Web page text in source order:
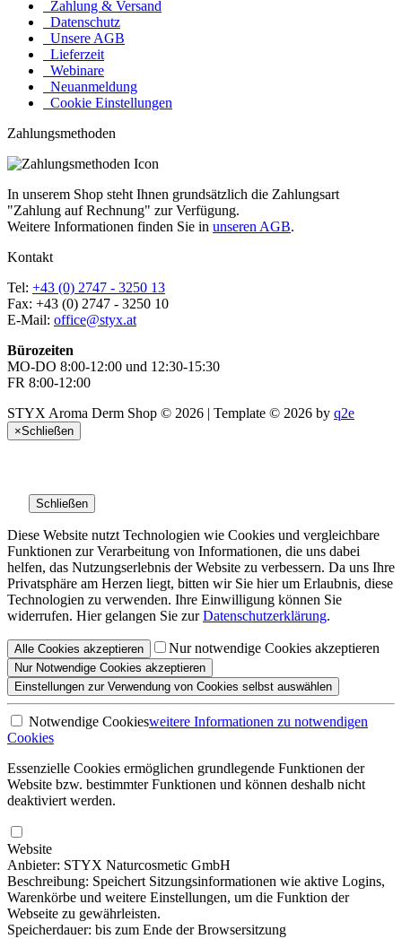
Zahlung & Versand
Datenschutz
Unsere AGB
Lieferzeit
Webinare
Neuanmeldung
Cookie Einstellungen
Zahlungsmethoden
In unserem Shop steht Ihnen grundsätzlich die Zahlungsart
"Zahlung auf Rechnung" zur Verfügung.
Weitere Informationen finden Sie in unseren AGB.
Kontakt
Tel: +43 (0) 2747 - 3250 13
Fax: +43 (0) 2747 - 3250 10
E-Mail: office@styx.at
Bürozeiten
MO-DO 8:00-12:00 und 12:30-15:30
FR 8:00-12:00
STYX Aroma Derm Shop © 2026 | Template © 2026 by q2e
×Schließen
Schließen
Diese Website nutzt Technologien wie Cookies und vergleichbare
Funktionen zur Verarbeitung von Informationen, die uns dabei
helfen, das Nutzungserlebnis der Website zu verbessern. Da uns Ihre
Privatsphäre am Herzen liegt, bitten wir Sie hier um Erlaubnis, diese
Technologien zu verwenden. Ihre Einwilligung können Sie
widerrufen. Hier gelangen Sie zurDatenschutzerklärung.
Alle Cookies akzeptieren Nur notwendige Cookies akzeptieren
Nur Notwendige Cookies akzeptieren
Einstellungen zur Verwendung von Cookies selbst auswählen
Notwendige Cookiesweitere Informationen zu notwendigen
Cookies
Essenzielle Cookies ermöglichen grundlegende Funktionen der
Website bzw. bestimmter Funktionen und können deshalb nicht
deaktiviert werden.
Website
Anbieter: STYX Naturcosmetic GmbH
Beschreibung: Speichert Sitzungsinformationen wie aktive Logins,
Warenkörbe und weitere Einstellungen, um die Funktion der
Webseite zu gewährleisten.
Speicherdauer: bis zum Ende der Browsersitzung